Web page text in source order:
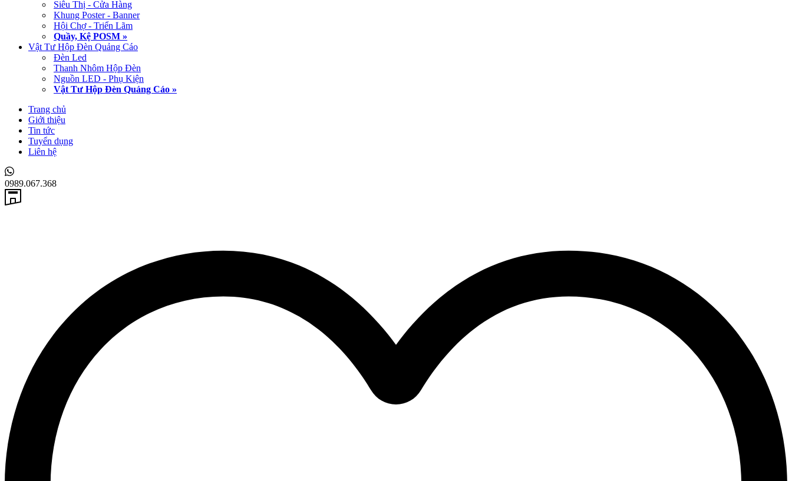
Siêu Thị - Cửa Hàng
Khung Poster - Banner
Hội Chợ - Triển Lãm
Quầy, Kệ POSM »
Vật Tư Hộp Đèn Quảng Cáo
Đèn Led
Thanh Nhôm Hộp Đèn
Nguồn LED - Phụ Kiện
Vật Tư Hộp Đèn Quảng Cáo »
Trang chủ
Giới thiệu
Tin tức
Tuyển dụng
Liên hệ
0989.067.368